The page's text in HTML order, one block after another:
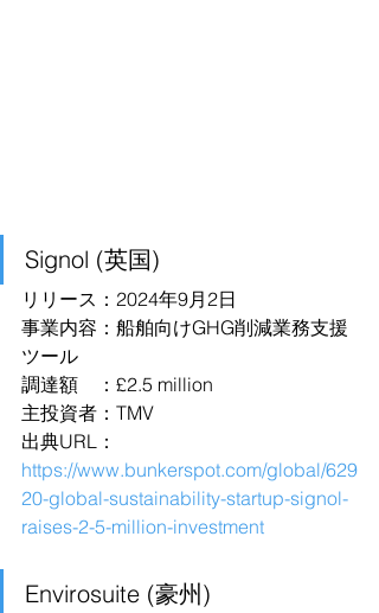
Signol (英国)
リリース：2024年9月2日
事業内容：船舶向けGHG削減業務支援
ツール
調達額　：£2.5 million
主投資者：TMV
出典URL：
https://www.bunkerspot.com/global/629
20-global-sustainability-startup-signol-
raises-2-5-million-investment
Envirosuite (豪州)